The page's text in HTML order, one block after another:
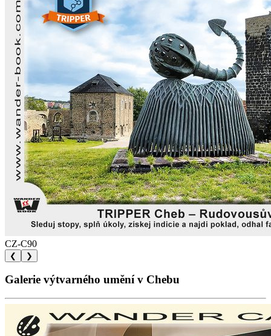
CZ-C90
❮ ❯
Galerie výtvarného umění v Chebu